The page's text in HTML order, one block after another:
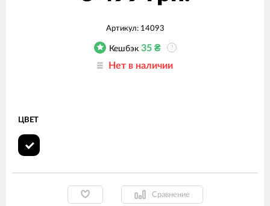
Артикул: 14093
Кешбэк 35₴ ?
Нет в наличии
ЦВЕТ
Сравнение